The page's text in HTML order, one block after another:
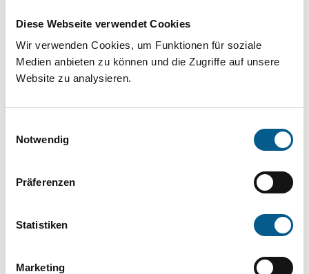
Diese Webseite verwendet Cookies
Wir verwenden Cookies, um Funktionen für soziale
Medien anbieten zu können und die Zugriffe auf unsere
Website zu analysieren.
Notwendig
Präferenzen
Statistiken
Marketing
Stiftungsdatenbank recherchieren. Bei der
Suche bitte die Groß- und Kleinschreibung
beachten.
Bitte Suchbegriff eingeben. Ergebnisse
können durch die Wahl von Bereichen oder
Suchen